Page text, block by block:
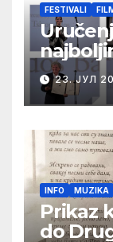
FESTIVALI
Bajiću
23. ЈУЛ
INFO MUZIKA
Prikaz
do